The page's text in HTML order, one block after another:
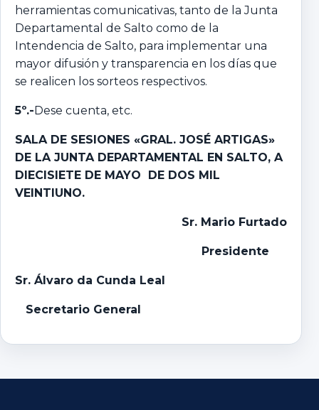
herramientas comunicativas, tanto de la Junta
Departamental de Salto como de la
Intendencia de Salto, para implementar una
mayor difusión y transparencia en los días que
se realicen los sorteos respectivos.
5º.-Dese cuenta, etc.
SALA DE SESIONES «GRAL. JOSÉ ARTIGAS»
DE LA JUNTA DEPARTAMENTAL EN SALTO, A
DIECISIETE DE MAYO DE DOS MIL
VEINTIUNO.
Sr. Mario Furtado
Presidente
Sr. Álvaro da Cunda Leal
Secretario General